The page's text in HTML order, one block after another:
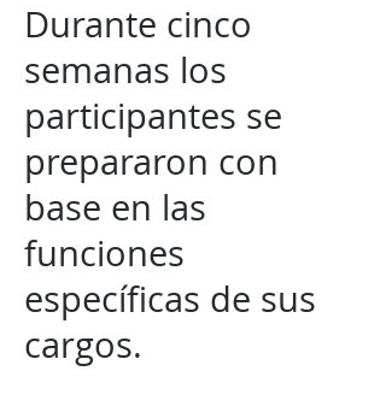
Durante cinco
semanas los
participantes se
prepararon con
base en las
funciones
específicas de sus
cargos.